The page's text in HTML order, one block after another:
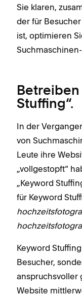
Sie klaren,
der für
ist, optimieren
Betreiben
Stuffing“.
In der
von
Leute ihre
„vollgestopft“
„Keyword
für Keyword
Keyword
Besucher,
anspruchsvoller
Website